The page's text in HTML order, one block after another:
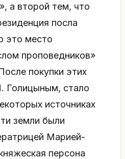
а второй тем, что
посла
это место
проповедников»
покупки этих
Голицыным, стало
источниках
земли были
Марией-
персона